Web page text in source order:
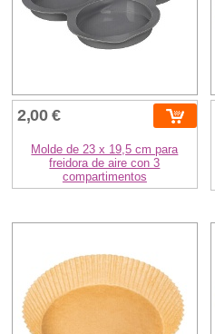
2,00 €
Molde de 23 x 19,5 cm para
freidora de aire con 3
compartimentos